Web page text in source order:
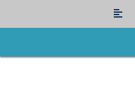
Flyout
Menu